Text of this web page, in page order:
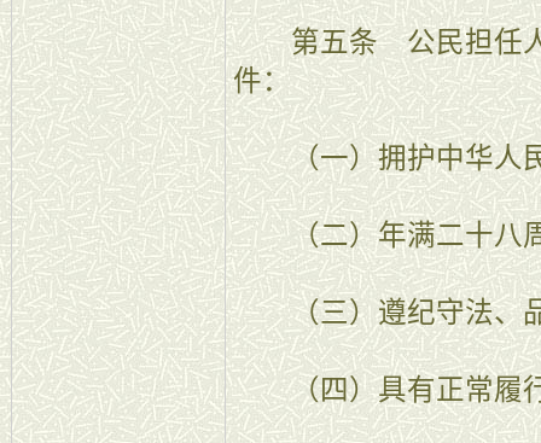
第五条 公民担任人
件：
（一）拥护中华人民
（二）年满二十八
（三）遵纪守法、品
（四）具有正常履行